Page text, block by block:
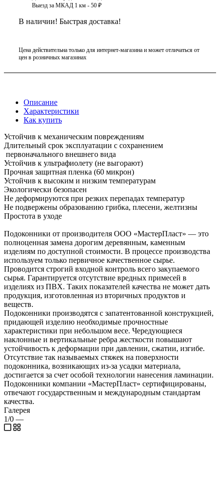
Выезд за МКАД 1 км - 50 ₽
В наличии! Быстрая доставка!
Цена действительна только для интернет-магазина и может отличаться от
цен в розничных магазинах
Описание
Характеристики
Как купить
Устойчив к механическим повреждениям
Длительный срок эксплуатации с сохранением
первоначального внешнего вида
Устойчив к ультрафиолету (не выгорают)
Прочная защитная пленка (60 микрон)
Устойчив к высоким и низким температурам
Экологически безопасен
Не деформируются при резких перепадах температур
Не подвержены образованию грибка, плесени, желтизны
Простота в уходе
Подоконники от производителя ООО «МастерПласт» — это
полноценная замена дорогим деревянным, каменным
изделиям по доступной стоимости. В процессе производства
используем только первичное качественное сырье.
Проводится строгий входной контроль всего закупаемого
сырья. Гарантируется отсутствие вредных примесей в
изделиях из ПВХ. Таких показателей качества не может дать
продукция, изготовленная из вторичных продуктов и
веществ.
Подоконники производятся с запатентованной конструкцией,
придающей изделию необходимые прочностные
характеристики при небольшом весе. Чередующиеся
наклонные и вертикальные ребра жесткости повышают
устойчивость к деформации при давлении, сжатии, изгибе.
Отсутствие так называемых стяжек на поверхности
подоконника, возникающих из-за усадки материала,
достигается за счет особой технологии нанесения ламинации.
Подоконники компании «МастерПласт» сертифицированы,
отвечают государственным и международным стандартам
качества.
Галерея
1/0 —